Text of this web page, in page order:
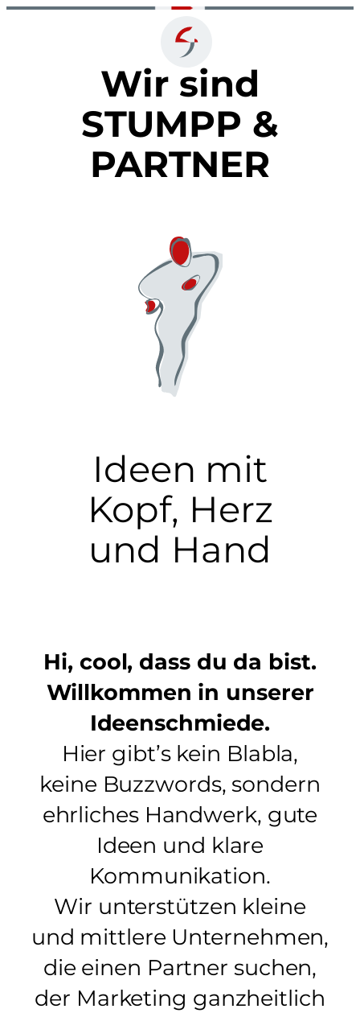
springenWir sind
STUMPP &
PARTNER
Ideen mit
Kopf, Herz
und Hand
Hi, cool, dass du da bist.
Willkommen in unserer
Ideenschmiede.
Hier gibt’s kein Blabla,
keine Buzzwords, sondern
ehrliches Handwerk, gute
Ideen und klare
Kommunikation.
Wir unterstützen kleine
und mittlere Unternehmen,
die einen Partner suchen,
der Marketing ganzheitlich